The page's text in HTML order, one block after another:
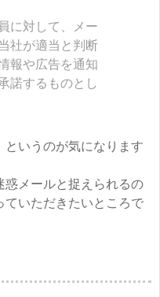
に対して、メー
社が適当と判断
報や広告を通知
諾するものとし
というのが気になります
惑メールと捉えられるの
ていただきたいところで